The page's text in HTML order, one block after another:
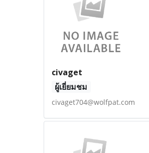
civaget
ผู้เยี่ยมชม
civaget704@wolfpat.com